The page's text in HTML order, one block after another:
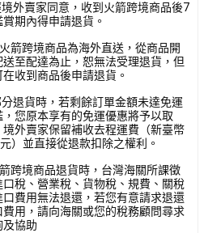
外賣家同意，收到火箭跨境商品後7
賞期內得申請退貨。
箭跨境商品為海外直送，從商品開
送至配達為止，恕無法受理退貨，但
在收到商品後申請退貨。
退貨時，若剩餘訂單金額未達免運
，您原本享有的免運優惠將予以取
境外賣家保留補收去程運費（新臺幣
）並直接從退款扣除之權利。
跨境商品退貨時，台灣海關所課徵
口稅、營業稅、貨物稅、規費、關稅
口費用無法退還，若您有意請求退還
費用，請向海關或您的稅務顧問尋求
及協助